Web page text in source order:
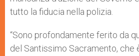
tutto la fiducia nella polizia.
“Sono profondamente ferito da
del Santissimo Sacramento, che